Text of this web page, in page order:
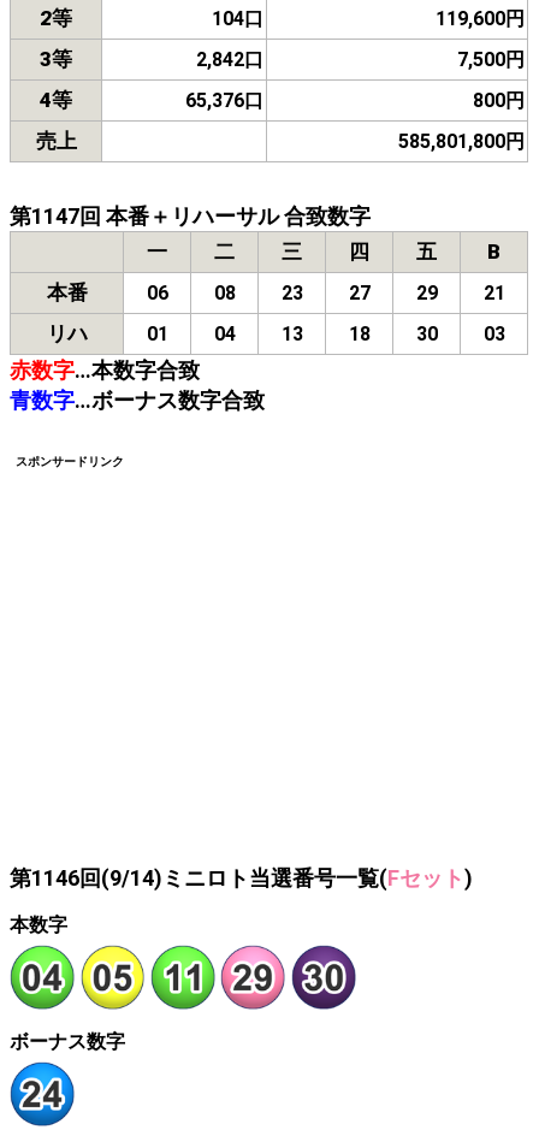
2等 104口 119,600円
3等 2,842口 7,500円
4等 65,376口 800円
売上 585,801,800円
第1147回 本番＋リハーサル 合致数字
一 二 三 四 五
B
本番
06 08 23 27 29 21
リハ 01 04 13 18 30 03
赤数字…本数字合致
青数字…ボーナス数字合致
スポンサードリンク
第1146回(9/14)ミニロト当選番号一覧(Fセット)
本数字
ボーナス数字